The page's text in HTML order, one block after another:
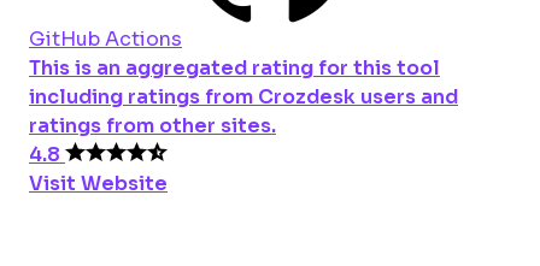
GitHub Actions
This is an aggregated rating for this tool
including ratings from Crozdesk users and
ratings from other sites.
4.8
Visit Website